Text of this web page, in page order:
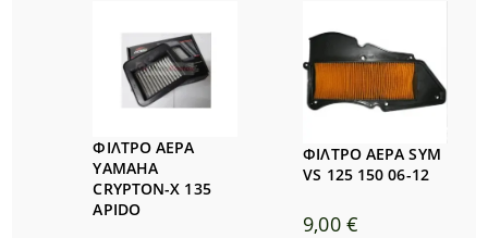
ΦΙΛΤΡΟ ΑΕΡΑ
YAMAHA
CRYPTON-X 135
APIDO
ΦΙΛΤΡΟ ΑΕΡΑ SYM
VS 125 150 06-12
9,00 €